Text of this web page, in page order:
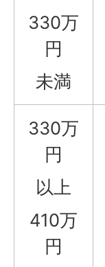
330万
円
未満
330万
円
以上
410万
円